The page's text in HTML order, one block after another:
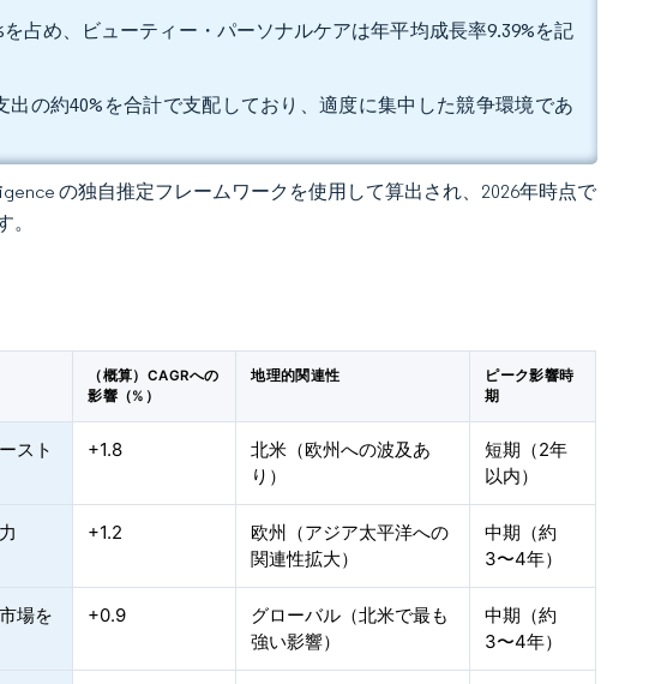
占め、ビューティー・パーソナルケアは年平均成長率9.39%を記
出の約40%を合計で支配しており、適度に集中した競争環境であ
の独自推定フレームワークを使用して算出され、2026年時点で
（概算）CAGRへの
影響（%）
地理的関連性
ピーク影響時
期
スト
+1.8
北米（欧州への波及あ
り）
短期（2年
以内）
+1.2
欧州（アジア太平洋への
関連性拡大）
中期（約
3〜4年）
場を
+0.9
グローバル（北米で最も
強い影響）
中期（約
3〜4年）